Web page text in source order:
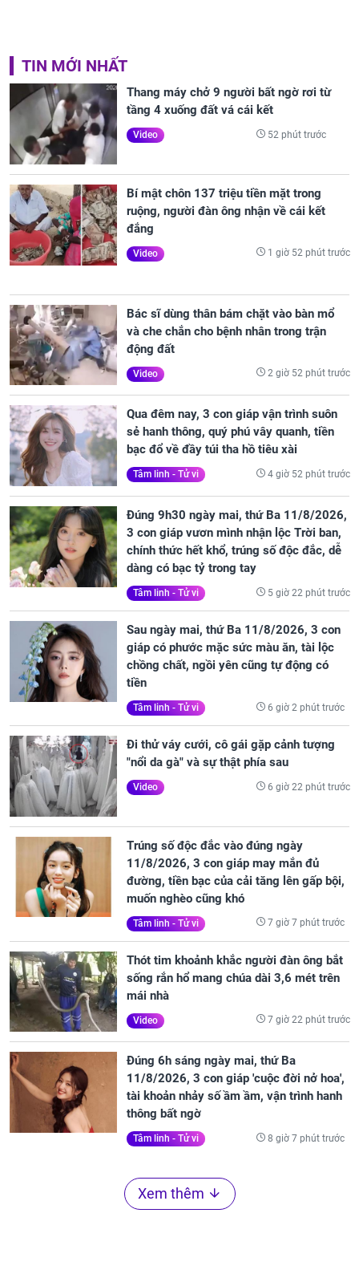
TIN MỚI NHẤT
Thang máy chở 9 người bất ngờ rơi từ
tầng 4 xuống đất vá cái kết
Video 52 phút trước
Bí mật chôn 137 triệu tiền mặt trong
ruộng, người đàn ông nhận về cái kết
đắng
Video 1 giờ 52 phút trước
Bác sĩ dùng thân bám chặt vào bàn mổ
và che chắn cho bệnh nhân trong trận
động đất
Video 2 giờ 52 phút trước
Qua đêm nay, 3 con giáp vận trình suôn
sẻ hanh thông, quý phú vây quanh, tiền
bạc đổ về đầy túi tha hồ tiêu xài
Tâm linh - Tử vi 4 giờ 52 phút trước
Đúng 9h30 ngày mai, thứ Ba 11/8/2026,
3 con giáp vươn mình nhận lộc Trời ban,
chính thức hết khổ, trúng số độc đắc, dễ
dàng có bạc tỷ trong tay
Tâm linh - Tử vi 5 giờ 22 phút trước
Sau ngày mai, thứ Ba 11/8/2026, 3 con
giáp có phước mặc sức màu ăn, tài lộc
chồng chất, ngồi yên cũng tự động có
tiền
Tâm linh - Tử vi 6 giờ 2 phút trước
Đi thử váy cưới, cô gái gặp cảnh tượng
"nổi da gà" và sự thật phía sau
Video 6 giờ 22 phút trước
Trúng số độc đắc vào đúng ngày
11/8/2026, 3 con giáp may mắn đủ
đường, tiền bạc của cải tăng lên gấp bội,
muốn nghèo cũng khó
Tâm linh - Tử vi 7 giờ 7 phút trước
Thót tim khoảnh khắc người đàn ông bắt
sống rắn hổ mang chúa dài 3,6 mét trên
mái nhà
Video 7 giờ 22 phút trước
Đúng 6h sáng ngày mai, thứ Ba
11/8/2026, 3 con giáp 'cuộc đời nở hoa',
tài khoản nhảy số ầm ầm, vận trình hanh
thông bất ngờ
Tâm linh - Tử vi 8 giờ 7 phút trước
Xem thêm